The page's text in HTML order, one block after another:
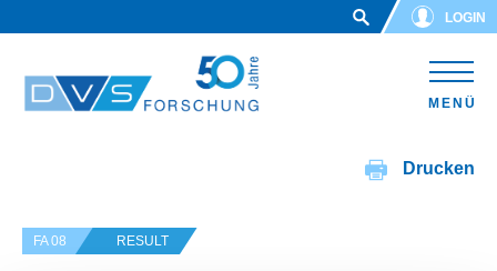
LOGIN
MENÜ
Drucken
FA 08 RESULT